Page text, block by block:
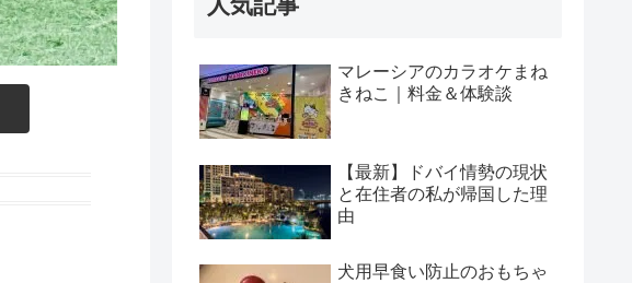
人気記事
マレーシアのカラオケまね
きねこ｜料金＆体験談
【最新】ドバイ情勢の現状
と在住者の私が帰国した理
由
犬用早食い防止のおもちゃ